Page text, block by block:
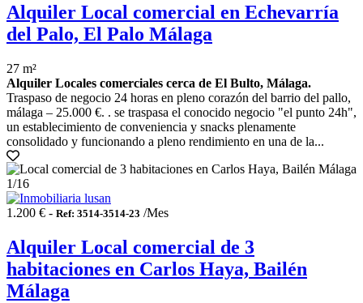
Alquiler Local comercial en Echevarría
del Palo, El Palo Málaga
27 m²
Alquiler Locales comerciales cerca de El Bulto, Málaga.
Traspaso de negocio 24 horas en pleno corazón del barrio del pallo,
málaga – 25.000 €. . se traspasa el conocido negocio "el punto 24h",
un establecimiento de conveniencia y snacks plenamente
consolidado y funcionando a pleno rendimiento en una de la...
1/16
1.200 € - Ref: 3514-3514-23 /Mes
Alquiler Local comercial de 3
habitaciones en Carlos Haya, Bailén
Málaga